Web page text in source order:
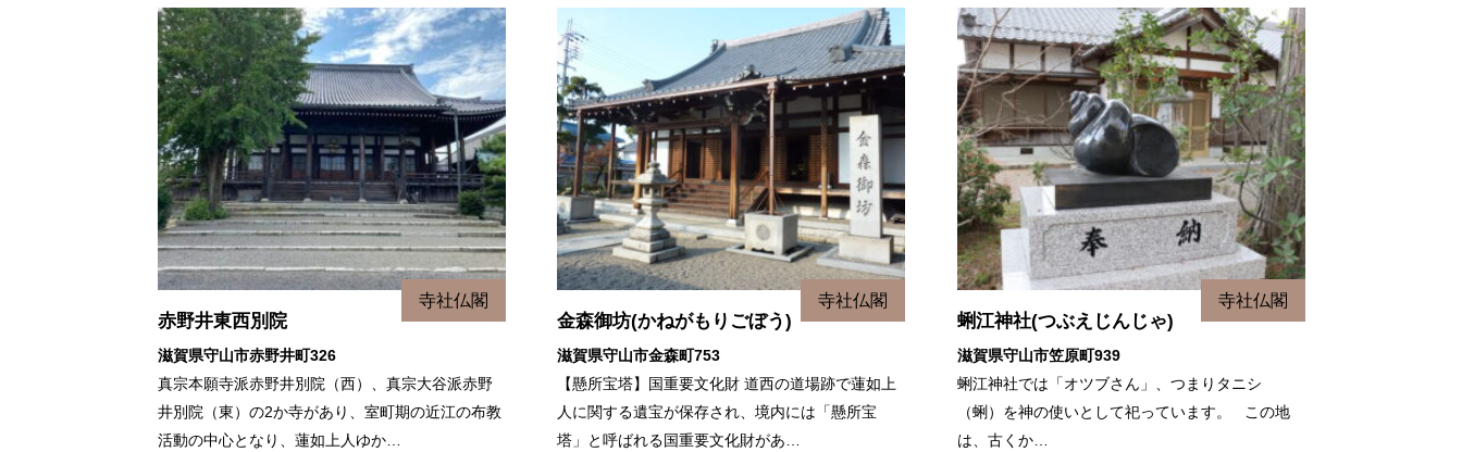
寺社仏閣
赤野井東西別院
滋賀県守山市赤野井町326
真宗本願寺派赤野井別院（西）、真宗大谷派赤野
井別院（東）の2か寺があり、室町期の近江の布教
活動の中心となり、蓮如上人ゆか…
寺社仏閣
金森御坊(かねがもりごぼう)
滋賀県守山市金森町753
【懸所宝塔】国重要文化財 道西の道場跡で蓮如上
人に関する遺宝が保存され、境内には「懸所宝
塔」と呼ばれる国重要文化財があ…
寺社仏閣
蜊江神社(つぶえじんじゃ)
滋賀県守山市笠原町939
蜊江神社では「オツブさん」、つまりタニシ
（蜊）を神の使いとして祀っています。 この地
は、古くか…